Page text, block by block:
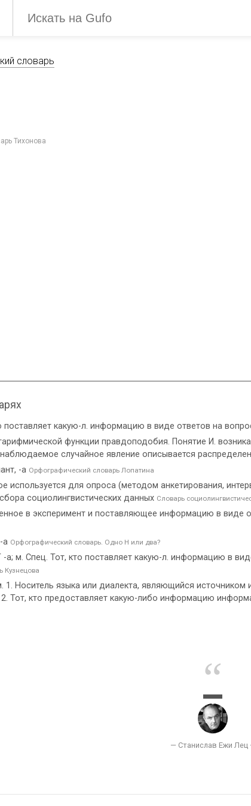
словарь
Тихонова
поставляет какую-л. информацию в виде ответов на
функции правдоподобия. Понятие И.
случайное явление описывается
-а Орфографический словарь Лопатина
используется для опроса (методом анкетирования,
социолингвистических данных Словарь
в эксперимент и поставляющее информацию в виде
а Орфографический словарь. Одно Н или два?
м. Спец. Тот, кто поставляет какую-л. информацию в
Кузнецова
1. Носитель языка или диалекта, являющийся
2. Тот, кто предоставляет какую-либо информацию